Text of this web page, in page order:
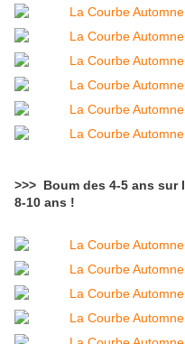
>>> Boum des 4-5 ans sur
8-10 ans !